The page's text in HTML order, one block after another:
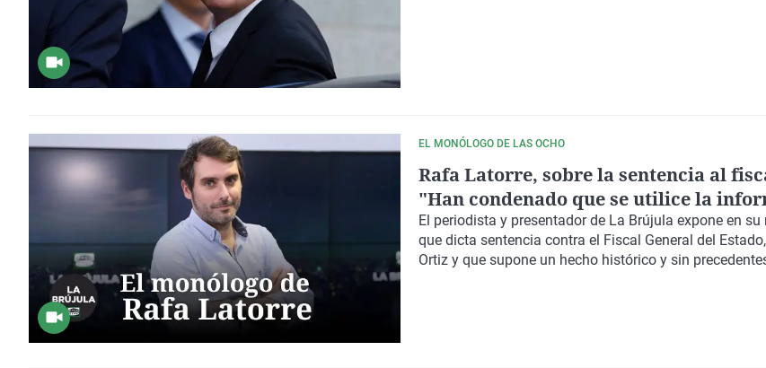
EL MONÓLOGO DE LAS OCHO
Rafa Latorre, sobre la sentencia al
"Han condenado que se utilice la
confidencial de los ciudadanos en
políticas"
El periodista y presentador de La Brújula expone en
que dicta sentencia contra el Fiscal General del
Ortiz y que supone un hecho histórico y sin